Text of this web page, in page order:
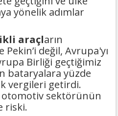
yönelik adımlar
araçların
Pekin’i değil, Avrupa'yı
Birliği geçtiğimiz
bataryalara yüzde
vergileri getirdi.
otomotiv sektörünün
riski.